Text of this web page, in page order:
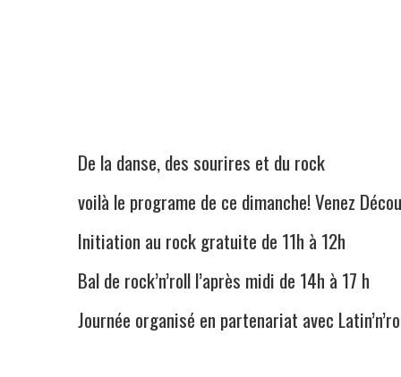
De la danse, des sourires et du rock
voilà le programe de ce dimanche! Venez
Initiation au rock gratuite de 11h à 12h
Bal de rock’n’roll l’après midi de 14h à 17 h
Journée organisé en partenariat avec